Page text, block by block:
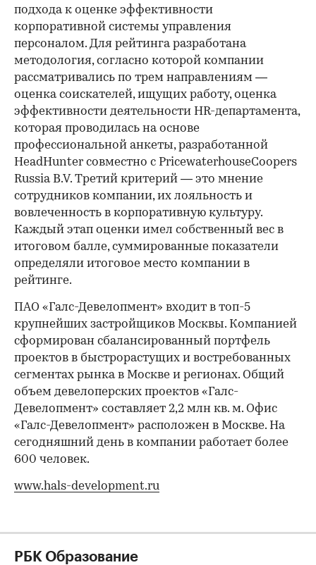
подхода к оценке эффективности
корпоративной системы управления
персоналом. Для рейтинга разработана
методология, согласно которой компании
рассматривались по трем направлениям —
оценка соискателей, ищущих работу, оценка
эффективности деятельности HR-департамента,
которая проводилась на основе
профессиональной анкеты, разработанной
HeadHunter совместно с PricewaterhouseCoopers
Russia B.V. Третий критерий — это мнение
сотрудников компании, их лояльность и
вовлеченность в корпоративную культуру.
Каждый этап оценки имел собственный вес в
итоговом балле, суммированные показатели
определяли итоговое место компании в
рейтинге.
ПАО «Галс-Девелопмент» входит в топ-5
крупнейших застройщиков Москвы. Компанией
сформирован сбалансированный портфель
проектов в быстрорастущих и востребованных
сегментах рынка в Москве и регионах. Общий
объем девелоперских проектов «Галс-
Девелопмент» составляет 2,2 млн кв. м. Офис
«Галс-Девелопмент» расположен в Москве. На
сегодняшний день в компании работает более
600 человек.
www.hals-development.ru
РБК Образование